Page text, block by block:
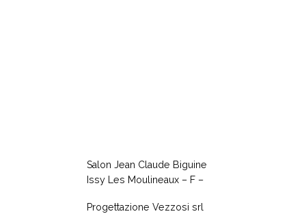
Salon Jean Claude Biguine
Issy Les Moulineaux – F –
Progettazione Vezzosi srl